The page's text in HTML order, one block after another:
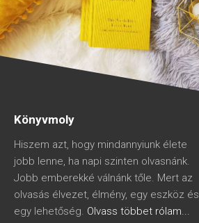
Könyvmoly
Hiszem azt, hogy mindannyiunk élete
jobb lenne, ha napi szinten olvasnánk.
Jobb emberekké válnánk tőle. Mert az
olvasás élvezet, élmény, egy eszköz és
egy lehetőség. Olvass többet rólam...